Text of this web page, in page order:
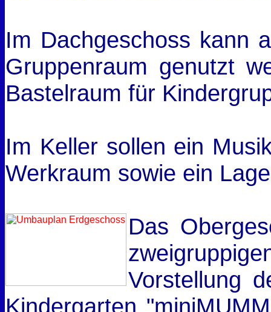
Im Dachgeschoss kann
Gruppenraum genutzt
Bastelraum für
Im Keller sollen ein
Werkraum sowie ein
Das
Vorstellung
Kindergarten